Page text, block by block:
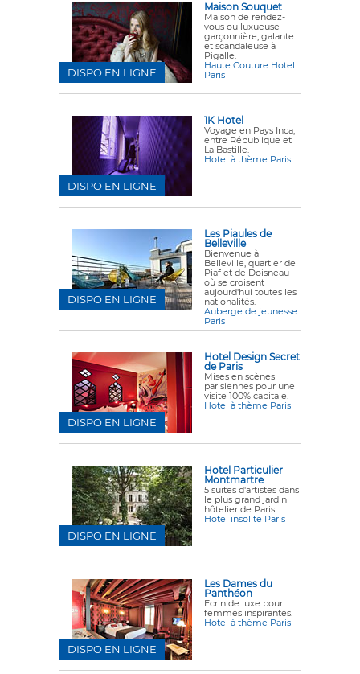
Maison Souquet
Maison de rendez-
vous ou luxueuse
garçonnière, galante
et scandaleuse à
Pigalle.
Haute Couture Hotel
Paris
DISPO EN LIGNE
1K Hotel
Voyage en Pays Inca,
entre République et
La Bastille.
Hotel à thème Paris
DISPO EN LIGNE
Les Piaules de
Belleville
Bienvenue à
Belleville, quartier de
Piaf et de Doisneau
où se croisent
aujourd'hui toutes les
nationalités.
Auberge de jeunesse
Paris
DISPO EN LIGNE
Hotel Design Secret
de Paris
Mises en scènes
parisiennes pour une
visite 100% capitale.
Hotel à thème Paris
DISPO EN LIGNE
Hotel Particulier
Montmartre
5 suites d'artistes dans
le plus grand jardin
hôtelier de Paris
Hotel insolite Paris
DISPO EN LIGNE
Les Dames du
Panthéon
Ecrin de luxe pour
femmes inspirantes.
Hotel à thème Paris
DISPO EN LIGNE